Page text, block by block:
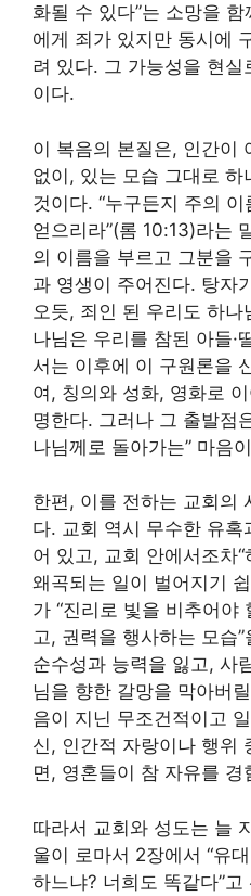
화될 수 있다”는 소망을
에게 죄가 있지만 동시에
려 있다. 그 가능성을 현
이다.
이 복음의 본질은, 인간이
없이, 있는 모습 그대로
것이다. “누구든지 주의
얻으리라”(롬 10:13)라는
의 이름을 부르고 그분을
과 영생이 주어진다. 탕자
오듯, 죄인 된 우리도 하
나님은 우리를 참된 아들·
서는 이후에 이 구원론을
여, 칭의와 성화, 영화로
명한다. 그러나 그 출발점
나님께로 돌아가는” 마음
한편, 이를 전하는 교회의
다. 교회 역시 무수한 유혹
어 있고, 교회 안에서조차“
왜곡되는 일이 벌어지기
가 “진리로 빛을 비추어야
고, 권력을 행사하는 모습
순수성과 능력을 잃고, 사
님을 향한 갈망을 막아버
음이 지닌 무조건적이고
신, 인간적 자랑이나 행위
면, 영혼들이 참 자유를 경
따라서 교회와 성도는 늘
울이 로마서 2장에서 “유
하느냐? 너희도 똑같다”